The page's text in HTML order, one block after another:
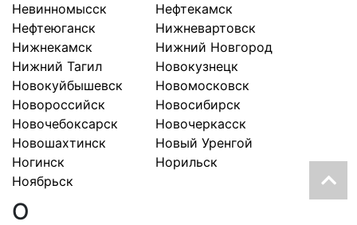
Невинномысск
Нефтекамск
Нефтеюганск
Нижневартовск
Нижнекамск
Нижний Новгород
Нижний Тагил
Новокузнецк
Новокуйбышевск
Новомосковск
Новороссийск
Новосибирск
Новочебоксарск
Новочеркасск
Новошахтинск
Новый Уренгой
Ногинск
Норильск
Ноябрьск
О